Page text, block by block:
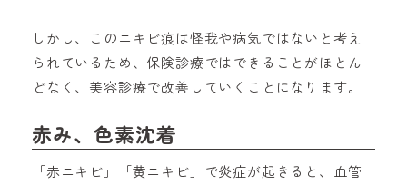
しかし、このニキビ痕は怪我や病気ではないと考え
られているため、保険診療ではできることがほとん
どなく、美容診療で改善していくことになります。
赤み、色素沈着
「赤ニキビ」「黄ニキビ」で炎症が起きると、血管